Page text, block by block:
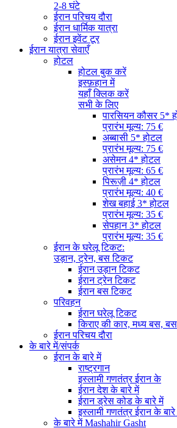
2-8 घंटे
ईरान परिचय दौरा
ईरान धार्मिक यात्रा
ईरान इवेंट टूर
ईरान यात्रा सेवाएँ
होटल
होटल बुक करें
इस्फ़हान में
यहाँ क्लिक करें
सभी के लिए
पारसियन कौसर 5*
प्रारंभ मूल्य: 75 €
अब्बासी 5* होटल
प्रारंभ मूल्य: 75 €
असेमन 4* होटल
प्रारंभ मूल्य: 65 €
पिरूज़ी 4* होटल
प्रारंभ मूल्य: 40 €
शेख बहाई 3* होटल
प्रारंभ मूल्य: 35 €
सेपहान 3* होटल
प्रारंभ मूल्य: 35 €
ईरान के घरेलू टिकट:
उड़ान, ट्रेन, बस टिकट
ईरान उड़ान टिकट
ईरान ट्रेन टिकट
ईरान बस टिकट
परिवहन
ईरान घरेलू टिकट
किराए की कार, मध्य बस, बस
ईरान परिचय दौरा
के बारे में/संपर्क
ईरान के बारे में
राष्ट्रगान
इस्लामी गणतंत्र ईरान के
ईरान देश के बारे में
ईरान ड्रेस कोड के बारे में
इस्लामी गणतंत्र ईरान के
के बारे में Mashahir Gasht